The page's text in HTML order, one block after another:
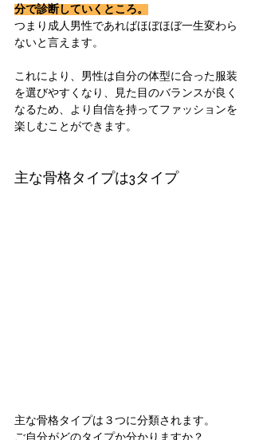
分で診断していくところ。
つまり成人男性であればほぼほぼ一生変わら
ないと言えます。
これにより、男性は自分の体型に合った服装
を選びやすくなり、見た目のバランスが良く
なるため、より自信を持ってファッションを
楽しむことができます。
主な骨格タイプは3タイプ
主な骨格タイプは３つに分類されます。